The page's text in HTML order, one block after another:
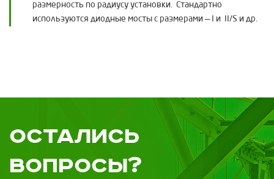
размерность по радиусу установки. Стандартно
используются диодные мосты с размерами — I и II/S и др.
Остались
вопросы?